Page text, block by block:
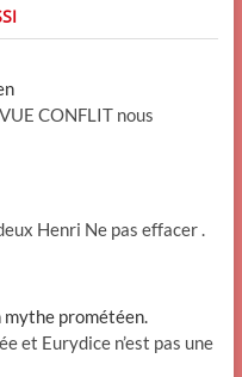
CONFLIT nous
Henri Ne pas effacer .
mythe prométéen.
et Eurydice n’est pas une